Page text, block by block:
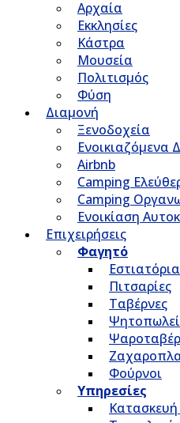
Αρχαία
Εκκλησίες
Κάστρα
Μουσεία
Πολιτισμός
Φύση
Διαμονή
Ξενοδοχεία
Ενοικιαζόμενα
Airbnb
Camping
Camping
Ενοικίαση
Επιχειρήσεις
Φαγητό
Εστιατόρια
Πιτσαρίες
Ταβέρνες
Φούρνοι
Υπηρεσίες
Κατασκευή